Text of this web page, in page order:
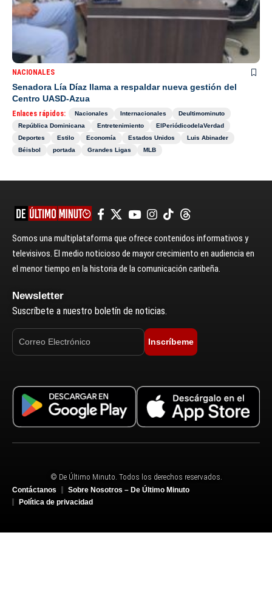
NACIONALES
Senadora Lía Díaz llama a respaldar nueva gestión del
Centro UASD-Azua
Enlaces rápidos: Nacionales Internacionales
Deultimominuto
República Dominicana
Entretenimiento
ElPeriódicodelaVerdad
Deportes
Estilo Economía Estados Unidos
Luis Abinader
Béisbol
portada Grandes Ligas MLB
Somos una multiplataforma que ofrece contenidos informativos y
televisivos. El medio noticioso de mayor crecimiento en audiencia en
el menor tiempo en la historia de la comunicación caribeña.
Newsletter
Suscríbete a nuestro boletín de noticias.
Inscríbeme
© De Último Minuto. Todos los derechos reservados.
Contáctanos
Sobre Nosotros – De Último Minuto
Política de privacidad